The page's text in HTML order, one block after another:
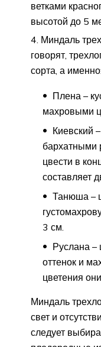
ветками
высотой до 5
Миндаль
говорят,
сорта, а именно:
Плена –
махровыми
Киевский
бархатными
цвести в
составляет
Танюша –
3 см.
Руслана –
оттенок и
цветения
Миндаль
свет и
следует